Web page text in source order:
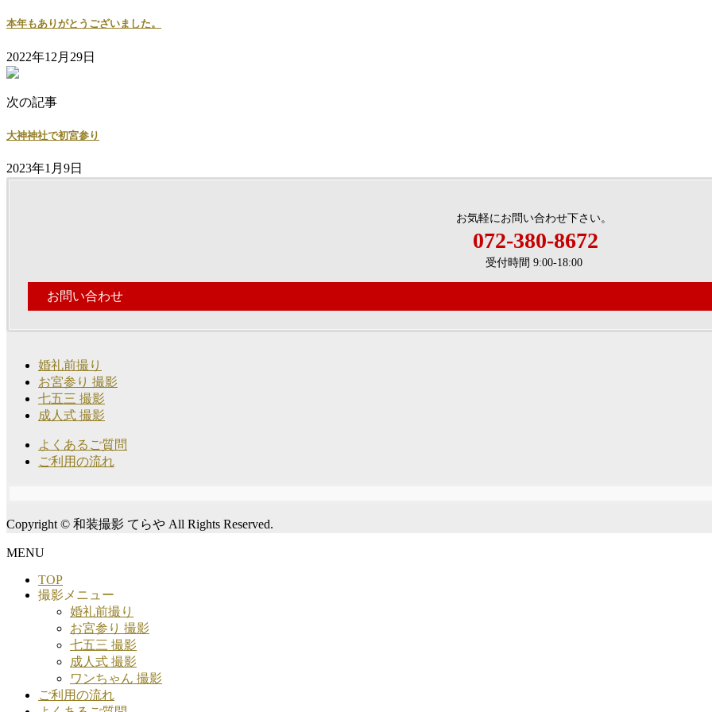
本年もありがとうございました。
2022年12月29日
次の記事
大神神社で初宮参り
2023年1月9日
お気軽にお問い合わせ下さい。
072-380-8672
受付時間 9:00-18:00
お問い合わせ
婚礼前撮り
お宮参り 撮影
七五三 撮影
成人式 撮影
よくあるご質問
ご利用の流れ
Copyright © 和装撮影 てらや All Rights Reserved.
MENU
TOP
撮影メニュー
婚礼前撮り
お宮参り 撮影
七五三 撮影
成人式 撮影
ワンちゃん 撮影
ご利用の流れ